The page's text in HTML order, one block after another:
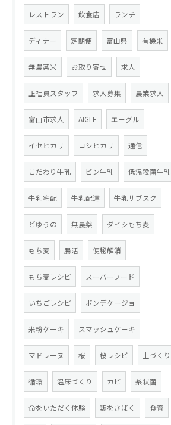
レストラン 飲食店 ランチ
ディナー 定期便 富山県 有機米
無農薬米 お取り寄せ 求人
正社員スタッフ 求人募集 農業求人
富山市求人 AIGLE エーグル
イセヒカリ コシヒカリ 通信
こだわり牛乳 ビン牛乳 低温殺菌牛乳
牛乳宅配 牛乳配達 牛乳サブスク
どゆうの 無農薬 ダイシもち麦
もち麦 腸活 便秘解消
もち麦レシピ スーパーフード
いちごレシピ ポンデケージョ
米粉ケーキ スマッシュケーキ
マドレーヌ 桜 桜レシピ 土づくり
循環 温床づくり カビ 糸状菌
命をいただく体験 鶏をさばく 食育